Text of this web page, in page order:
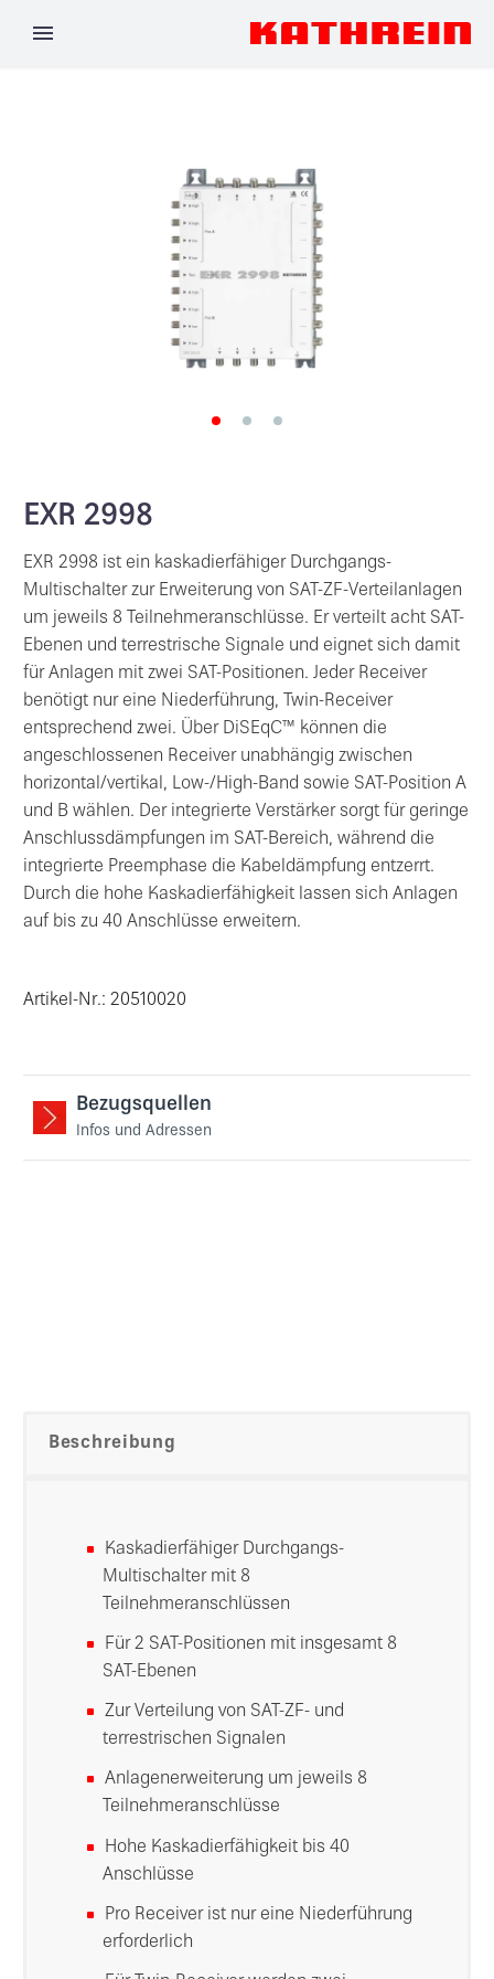
EXR 2998
EXR 2998 ist ein kaskadierfähiger Durchgangs-
Multischalter zur Erweiterung von SAT-ZF-Verteilanlagen
um jeweils 8 Teilnehmeranschlüsse. Er verteilt acht SAT-
Ebenen und terrestrische Signale und eignet sich damit
für Anlagen mit zwei SAT-Positionen. Jeder Receiver
benötigt nur eine Niederführung, Twin-Receiver
entsprechend zwei. Über DiSEqC™ können die
angeschlossenen Receiver unabhängig zwischen
horizontal/vertikal, Low-/High-Band sowie SAT-Position A
und B wählen. Der integrierte Verstärker sorgt für geringe
Anschlussdämpfungen im SAT-Bereich, während die
integrierte Preemphase die Kabeldämpfung entzerrt.
Durch die hohe Kaskadierfähigkeit lassen sich Anlagen
auf bis zu 40 Anschlüsse erweitern.
Artikel-Nr.: 20510020
Bezugsquellen
Infos und Adressen
Beschreibung
Kaskadierfähiger Durchgangs-
Multischalter mit 8
Teilnehmeranschlüssen
Für 2 SAT-Positionen mit insgesamt 8
SAT-Ebenen
Zur Verteilung von SAT-ZF- und
terrestrischen Signalen
Anlagenerweiterung um jeweils 8
Teilnehmeranschlüsse
Hohe Kaskadierfähigkeit bis 40
Anschlüsse
Pro Receiver ist nur eine Niederführung
erforderlich